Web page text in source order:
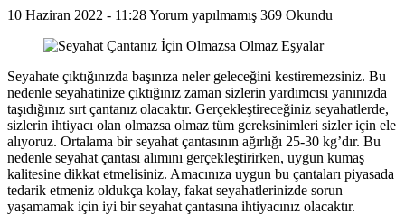
10 Haziran 2022 - 11:28Yorum yapılmamış 369 Okundu
Seyahate çıktığınızda başınıza neler geleceğini kestiremezsiniz. Bu
nedenle seyahatinize çıktığınız zaman sizlerin yardımcısı yanınızda
taşıdığınız sırt çantanız olacaktır. Gerçekleştireceğiniz seyahatlerde,
sizlerin ihtiyacı olan olmazsa olmaz tüm gereksinimleri sizler için ele
alıyoruz. Ortalama bir seyahat çantasının ağırlığı 25-30 kg’dır. Bu
nedenle seyahat çantası alımını gerçekleştirirken, uygun kumaş
kalitesine dikkat etmelisiniz. Amacınıza uygun bu çantaları piyasada
tedarik etmeniz oldukça kolay, fakat seyahatlerinizde sorun
yaşamamak için iyi bir seyahat çantasına ihtiyacınız olacaktır.